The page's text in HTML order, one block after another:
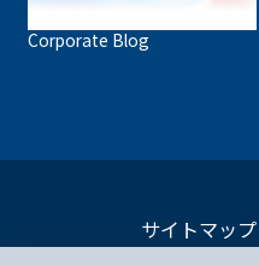
Corporate Blog
サイトマップ